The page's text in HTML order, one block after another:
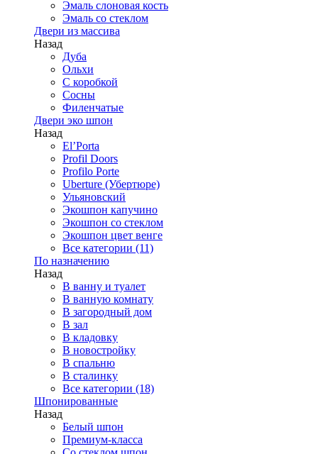
Эмаль слоновая кость
Эмаль со стеклом
Двери из массива
Назад
Дуба
Ольхи
С коробкой
Сосны
Филенчатые
Двери эко шпон
Назад
El’Porta
Profil Doors
Profilo Porte
Uberture (Убертюре)
Ульяновский
Экошпон капучино
Экошпон со стеклом
Экошпон цвет венге
Все категории (11)
По назначению
Назад
В ванну и туалет
В ванную комнату
В загородный дом
В зал
В кладовку
В новостройку
В спальню
В сталинку
Все категории (18)
Шпонированные
Назад
Белый шпон
Премиум-класса